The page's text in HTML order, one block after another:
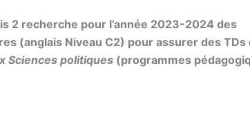
2 recherche pour l’année 2023-2024 des
(anglais Niveau C2) pour assurer des TDs
Sciences politiques (programmes